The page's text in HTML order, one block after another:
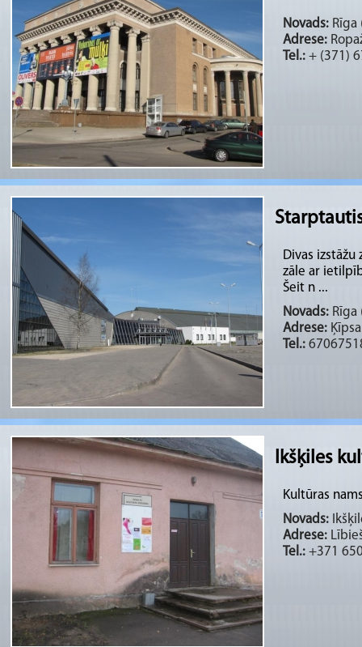
Novads: Rīga
Adrese:
Tel.: + (371)
Divas
zāle ar
Šeit n ...
Novads: Rīga
Adrese:
Tel.:
Ikšķiles
Kultūras
Novads:
Adrese:
Tel.: +371